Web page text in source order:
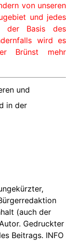
von unseren
und jedes
der Basis des
wird es
Brünst mehr
und
in der
(auch der
Gedruckter
Beitrags. INFO